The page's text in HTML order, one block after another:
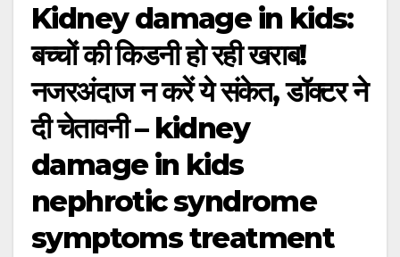
Kidney damage in kids:
बच्चों की किडनी हो रही खराब!
नजरअंदाज न करें ये संकेत, डॉक्टर ने
दी चेतावनी – kidney
damage in kids
nephrotic syndrome
symptoms treatment